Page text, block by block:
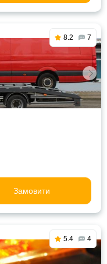
8.2 7
Замовити
5.4 4